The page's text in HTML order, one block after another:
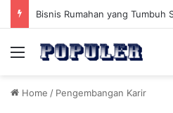
Menu
Home / Pengembangan Karir